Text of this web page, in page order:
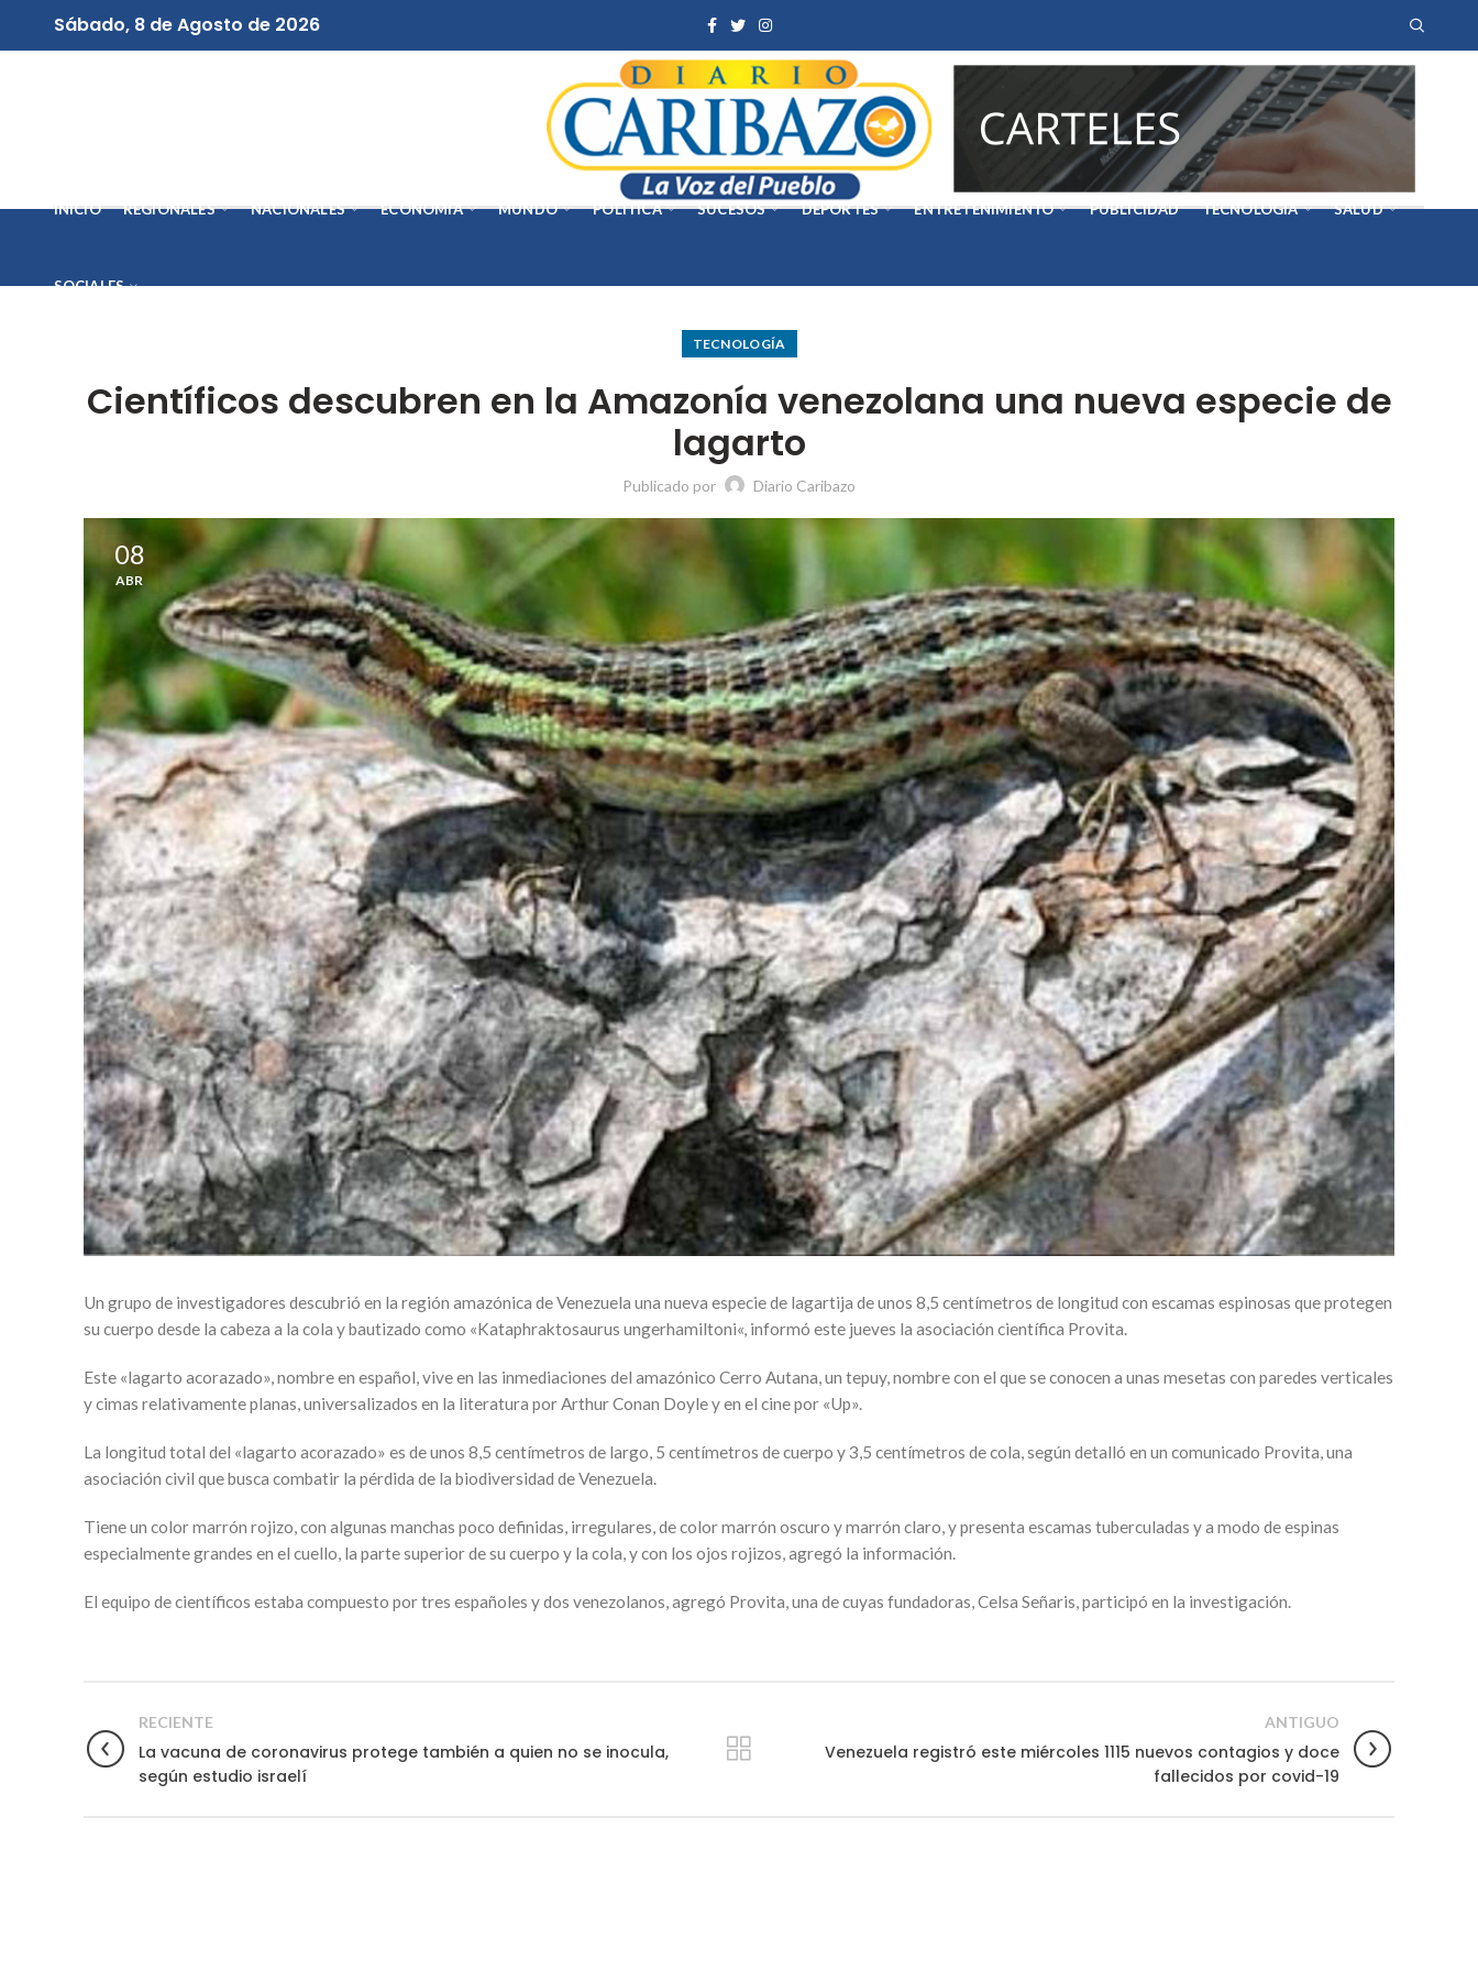
Sábado, 8 de Agosto de 2026
INICIO REGIONALES NACIONALES ECONOMÍA MUNDO POLÍTICA SUCESOS DEPORTES ENTRETENIMIENTO PUBLICIDAD TECNOLOGÍA SALUD
SOCIALES
TECNOLOGÍA
Científicos descubren en la Amazonía venezolana una nueva especie de
lagarto
Publicado por Diario Caribazo
08
ABR
Un grupo de investigadores descubrió en la región amazónica de Venezuela una nueva especie de lagartija de unos 8,5 centímetros de longitud con escamas espinosas que protegen
su cuerpo desde la cabeza a la cola y bautizado como «Kataphraktosaurus ungerhamiltoni«, informó este jueves la asociación científica Provita.
Este «lagarto acorazado», nombre en español, vive en las inmediaciones del amazónico Cerro Autana, un tepuy, nombre con el que se conocen a unas mesetas con paredes verticales
y cimas relativamente planas, universalizados en la literatura por Arthur Conan Doyle y en el cine por «Up».
La longitud total del «lagarto acorazado» es de unos 8,5 centímetros de largo, 5 centímetros de cuerpo y 3,5 centímetros de cola, según detalló en un comunicado Provita, una
asociación civil que busca combatir la pérdida de la biodiversidad de Venezuela.
Tiene un color marrón rojizo, con algunas manchas poco definidas, irregulares, de color marrón oscuro y marrón claro, y presenta escamas tuberculadas y a modo de espinas
especialmente grandes en el cuello, la parte superior de su cuerpo y la cola, y con los ojos rojizos, agregó la información.
El equipo de científicos estaba compuesto por tres españoles y dos venezolanos, agregó Provita, una de cuyas fundadoras, Celsa Señaris, participó en la investigación.
RECIENTE
La vacuna de coronavirus protege también a quien no se inocula,
según estudio israelí
ANTIGUO
Venezuela registró este miércoles 1115 nuevos contagios y doce
fallecidos por covid-19